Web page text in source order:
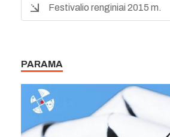
Festivalio renginiai 2015 m.
PARAMA